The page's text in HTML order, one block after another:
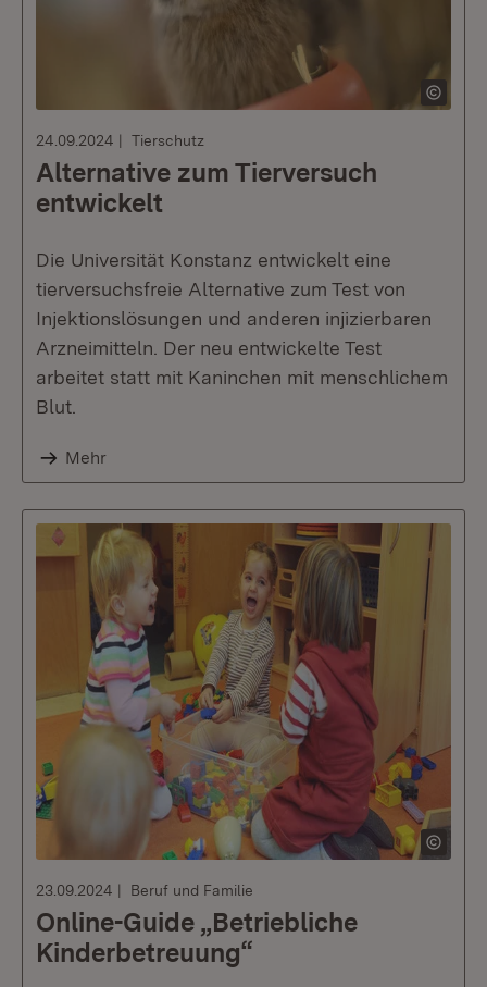
24.09.2024 Tierschutz
Alternative zum Tierversuch
entwickelt
Die Universität Konstanz entwickelt eine
tierversuchsfreie Alternative zum Test von
Injektionslösungen und anderen injizierbaren
Arzneimitteln. Der neu entwickelte Test
arbeitet statt mit Kaninchen mit menschlichem
Blut.
Mehr
23.09.2024 Beruf und Familie
Online-Guide „Betriebliche
Kinderbetreuung“